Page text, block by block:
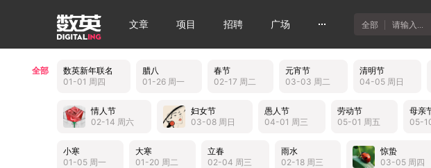
文章 项目 招聘 广场 全部 请输入...
全部
数英新年联名
01-01 周四
腊八
01-26 周一
春节
02-17 周二
元宵节
03-03 周二
清明节
04-05 周日
情人节
02-14 周六
妇女节
03-08 周日
愚人节
04-01 周三
劳动节
05-01 周五
母亲
05-
小寒
01-05 周一
大寒
01-20 周二
立春
02-04 周三
雨水
02-18 周三
惊蛰
03-05 周四